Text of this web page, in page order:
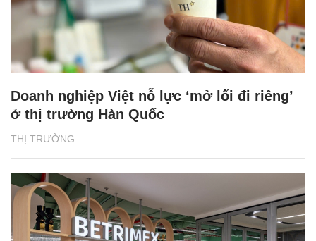
THỊ TRƯỜNG
Doanh nghiệp Việt nỗ lực ‘mở lối đi riêng’
ở thị trường Hàn Quốc